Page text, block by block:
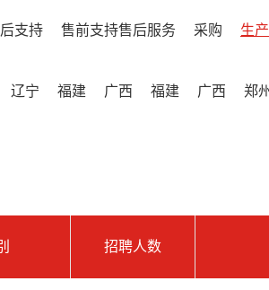
支持 售前支持售后服务 采购 生
辽宁 福建 广西 福建 广西 郑州
招聘人数